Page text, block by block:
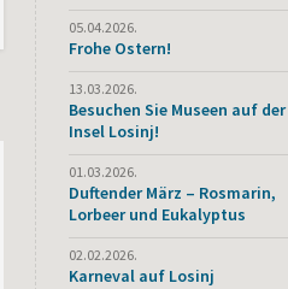
05.04.2026.
Frohe Ostern!
13.03.2026.
Besuchen Sie Museen auf der
Insel Losinj!
01.03.2026.
Duftender März – Rosmarin,
Lorbeer und Eukalyptus
02.02.2026.
Karneval auf Losinj